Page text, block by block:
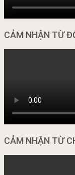
CẢM NHẬN TỪ
CẢM NHẬN TỪ